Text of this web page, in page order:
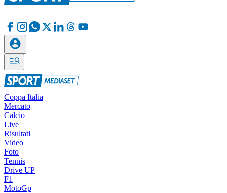
Coppa Italia
Mercato
Calcio
Live
Risultati
Video
Foto
Tennis
Drive UP
F1
MotoGp